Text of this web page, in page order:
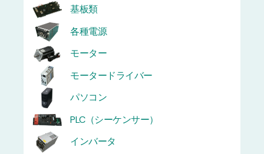
基板類
各種電源
モーター
モータードライバー
パソコン
PLC（シーケンサー）
インバータ